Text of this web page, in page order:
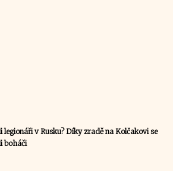
legionáři v Rusku? Díky zradě na Kolčakovi se
boháči